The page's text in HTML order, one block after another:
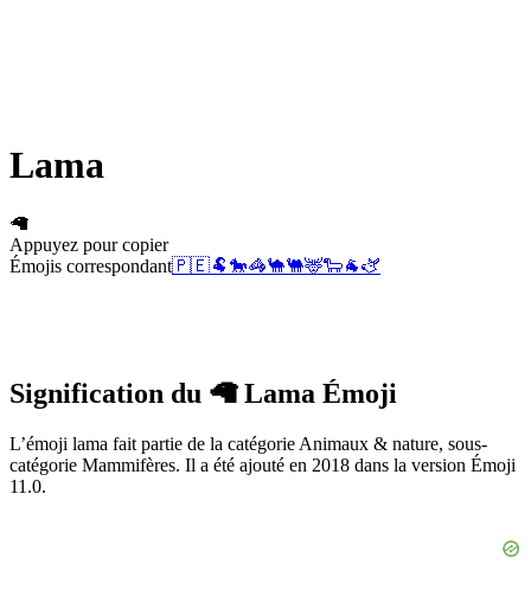
Lama
🦙
Appuyez pour copier
Émojis correspondant🇵🇪🐏 🐎🦓🐪🐫🦌🐑🐐🫏
Signification du 🦙 Lama Émoji
L’émoji lama fait partie de la catégorie Animaux & nature, sous-
catégorie Mammifères. Il a été ajouté en 2018 dans la version Émoji
11.0.